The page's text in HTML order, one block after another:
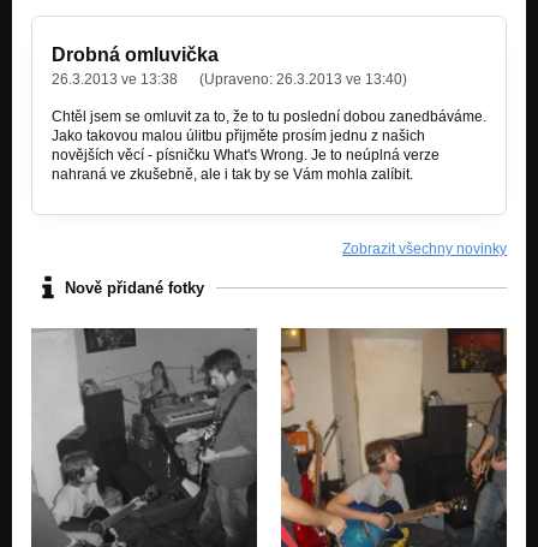
Drobná omluvička
26.3.2013 ve 13:38 (Upraveno: 26.3.2013 ve 13:40)
Chtěl jsem se omluvit za to, že to tu poslední dobou zanedbáváme.
Jako takovou malou úlitbu přijměte prosím jednu z našich
novějších věcí - písničku What's Wrong. Je to neúplná verze
nahraná ve zkušebně, ale i tak by se Vám mohla zalíbit.
Zobrazit všechny novinky
Nově přidané fotky